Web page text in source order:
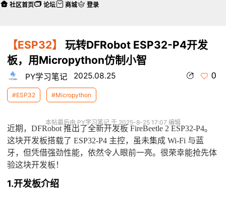
【ESP32】
玩转DFRobot ESP32-P4开发
板，用Micropython仿制小智
PY学习笔记 2025.08.25 0
#ESP32 #Micropython
本帖最后由 PY学习笔记 于 2025-8-25 17:07 编辑
近期，DFRobot 推出了全新开发板 FireBeetle 2 ESP32-P4。
这块开发板搭载了 ESP32-P4 主控，虽未集成 Wi-Fi 与蓝
牙，但凭借强劲性能，依然令人眼前一亮。很荣幸能抢先体
验这块开发板！
1.开发板介绍
社区首页 论坛 商城 登录